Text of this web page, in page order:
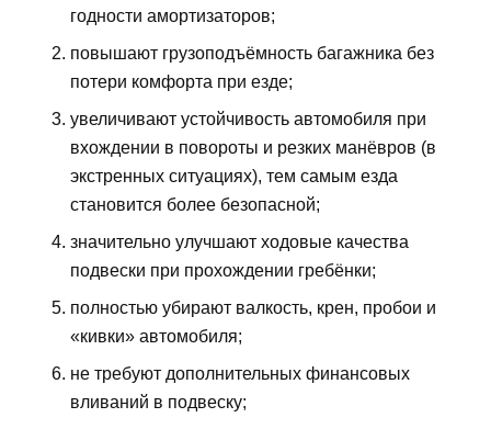
годности амортизаторов;
повышают грузоподъёмность багажника без
потери комфорта при езде;
увеличивают устойчивость автомобиля при
вхождении в повороты и резких манёвров (в
экстренных ситуациях), тем самым езда
становится более безопасной;
значительно улучшают ходовые качества
подвески при прохождении гребёнки;
полностью убирают валкость, крен, пробои и
«кивки» автомобиля;
не требуют дополнительных финансовых
вливаний в подвеску;